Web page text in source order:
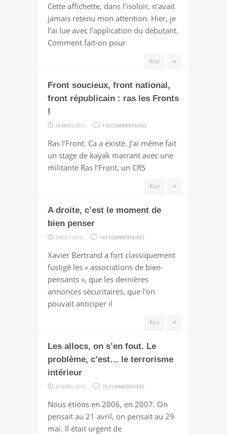
VOTÉ
NUL
(ET
PAS
QUE
Cette affichette, dans l’isoloir, n’avait
jamais retenu mon attention. Hier, je
l’ai lue avec l’application du débutant.
Comment fait-on pour
+
Koz
Front soucieux, front national,
front républicain : ras les Fronts
!
24 MARS 2011 130 COMMENTAIRES
SOUCIEUX,
FRONT
FRONT
:
!
Ras l’Front. Ca a existé. J’ai même fait
un stage de kayak marrant avec une
militante Ras l’Front, un CRS
+
Koz
A droite, c’est le moment de
bien penser
2 AOÛT 2010 143 COMMENTAIRES
DROITE,
C’EST
LE
MOMENT
BIEN
Xavier Bertrand a fort classiquement
fustigé les « associations de bien-
pensants », que les dernières
annonces sécuritaires, que l’on
pouvait anticiper il
+
Koz
Les allocs, on s’en fout. Le
problème, c’est… le terrorisme
intérieur
26 AVRIL 2010 75 COMMENTAIRES
ALLOCS,
ON
Nous étions en 2006, en 2007. On
pensait au 21 avril, on pensait au 29
mai. Il était urgent de